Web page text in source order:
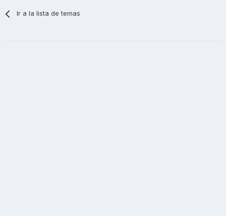
Ir a la lista de temas